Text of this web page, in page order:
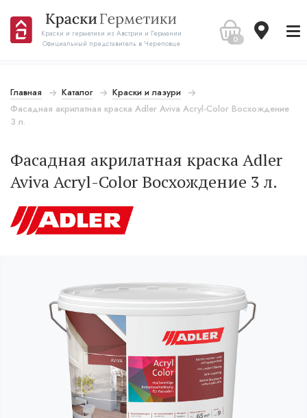
Краски и герметики из Австрии и Германии
Официальный представитель в Череповце
0
Главная Каталог
Краски и лазури
Фасадная акрилатная краска Adler Aviva Acryl-Color Восхождение
3 л.
Фасадная акрилатная краска Adler
Aviva Acryl-Color Восхождение 3 л.